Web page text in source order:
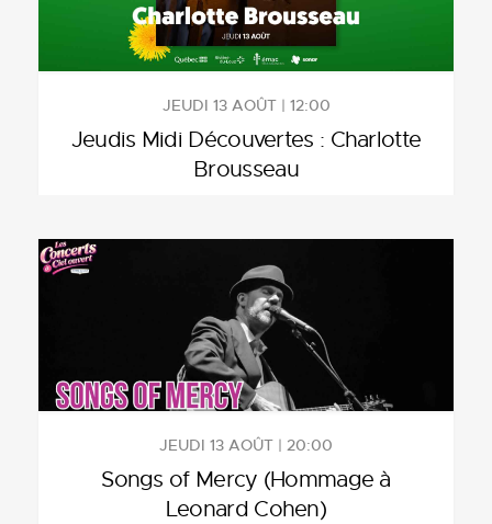
JEUDI 13 AOÛT | 12:00
Jeudis Midi Découvertes : Charlotte
Brousseau
JEUDI 13 AOÛT | 20:00
Songs of Mercy (Hommage à
Leonard Cohen)